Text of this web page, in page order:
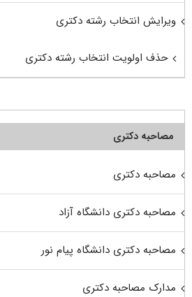
ویرایش انتخاب رشته دکتری
حذف اولویت انتخاب رشته دکتری
مصاحبه دکتری
مصاحبه دکتری
مصاحبه دکتری دانشگاه آزاد
مصاحبه دکتری دانشگاه پیام نور
مدارک مصاحبه دکتری